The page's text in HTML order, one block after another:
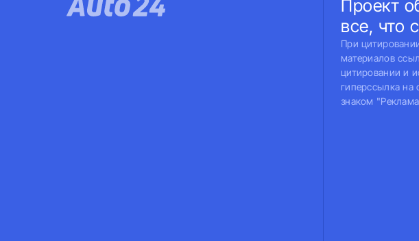
Проект
все, что
При
материалов
цитировании и
гиперссылка на
знаком